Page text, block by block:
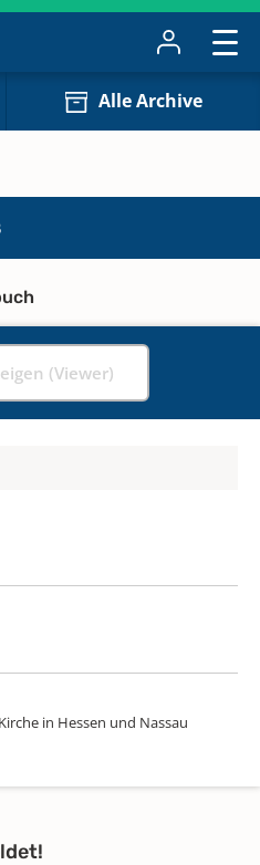
Alle Archive
(Viewer)
in Hessen und Nassau